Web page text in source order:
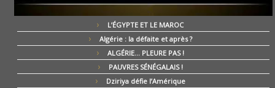
L’ÉGYPTE ET LE MAROC
Algérie : la défaite et après ?
ALGÉRIE… PLEURE PAS !
PAUVRES SÉNÉGALAIS !
Dziriya défie l’Amérique